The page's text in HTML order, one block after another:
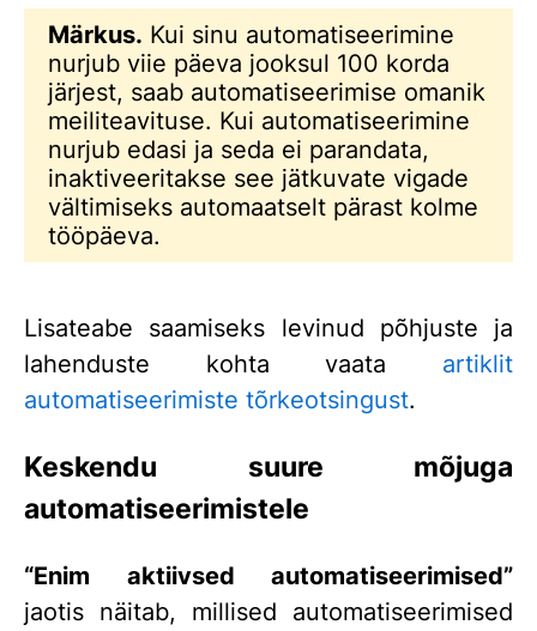
Märkus. Kui sinu automatiseerimine
nurjub viie päeva jooksul 100 korda
järjest, saab automatiseerimise omanik
meiliteavituse. Kui automatiseerimine
nurjub edasi ja seda ei parandata,
inaktiveeritakse see jätkuvate vigade
vältimiseks automaatselt pärast kolme
tööpäeva.
Lisateabe saamiseks levinud põhjuste ja
lahenduste kohta vaata artiklit
automatiseerimiste tõrkeotsingust.
Keskendu suure mõjuga
automatiseerimistele
“Enim aktiivsed automatiseerimised”
jaotis näitab, millised automatiseerimised